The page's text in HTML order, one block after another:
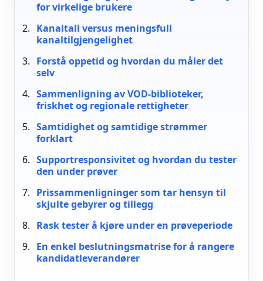
for virkelige brukere
Kanaltall versus meningsfull
kanaltilgjengelighet
Forstå oppetid og hvordan du måler det
selv
Sammenligning av VOD-biblioteker,
friskhet og regionale rettigheter
Samtidighet og samtidige strømmer
forklart
Supportresponsivitet og hvordan du tester
den under prøver
Prissammenligninger som tar hensyn til
skjulte gebyrer og tillegg
Rask tester å kjøre under en prøveperiode
En enkel beslutningsmatrise for å rangere
kandidatleverandører